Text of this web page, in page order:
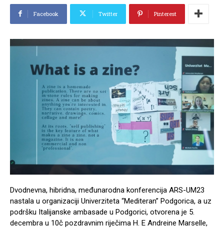
Facebook Twitter Pinterest
Dvodnevna, hibridna, međunarodna konferencija ARS-UM23
nastala u organizaciji Univerziteta “Mediteran” Podgorica, a uz
podršku Italijanske ambasade u Podgorici, otvorena je 5.
decembra u 10č pozdravnim riječima H. E Andreine Marselle,